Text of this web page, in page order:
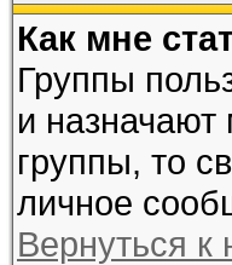
Как мне
Группы
и назначают
группы, то
личное
Вернуться к